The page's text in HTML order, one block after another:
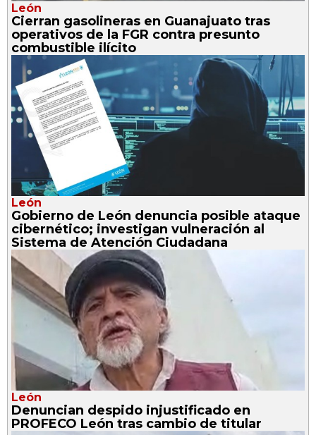
León
Cierran gasolineras en Guanajuato tras
operativos de la FGR contra presunto
combustible ilícito
León
Gobierno de León denuncia posible ataque
cibernético; investigan vulneración al
Sistema de Atención Ciudadana
León
Denuncian despido injustificado en
PROFECO León tras cambio de titular